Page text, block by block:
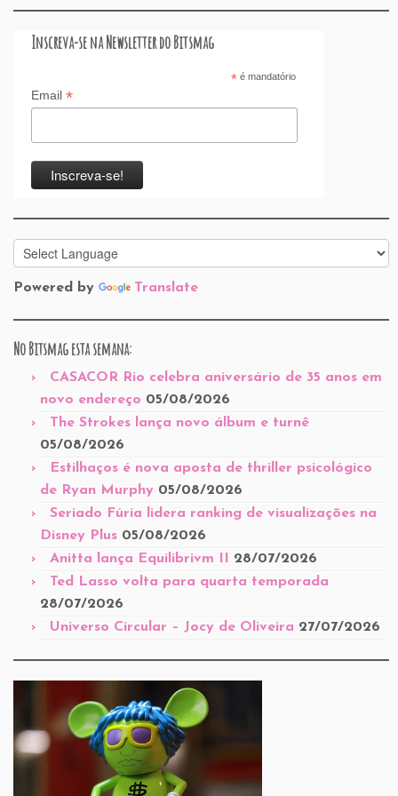
Inscreva-se na Newsletter do Bitsmag
*é mandatório
Email *
Powered by Translate
No Bitsmag esta semana:
CASACOR Rio celebra aniversário de 35 anos em
novo endereço 05/08/2026
The Strokes lança novo álbum e turnê
05/08/2026
Estilhaços é nova aposta de thriller psicológico
de Ryan Murphy 05/08/2026
Seriado Fúria lidera ranking de visualizações na
Disney Plus 05/08/2026
Anitta lança Equilibrivm II 28/07/2026
Ted Lasso volta para quarta temporada
28/07/2026
Universo Circular – Jocy de Oliveira 27/07/2026